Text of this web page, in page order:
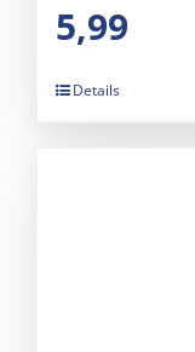
5,99
Details